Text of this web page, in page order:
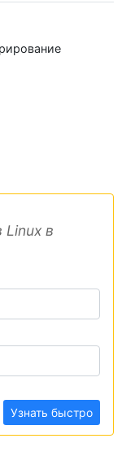
Linux в
Узнать быстро